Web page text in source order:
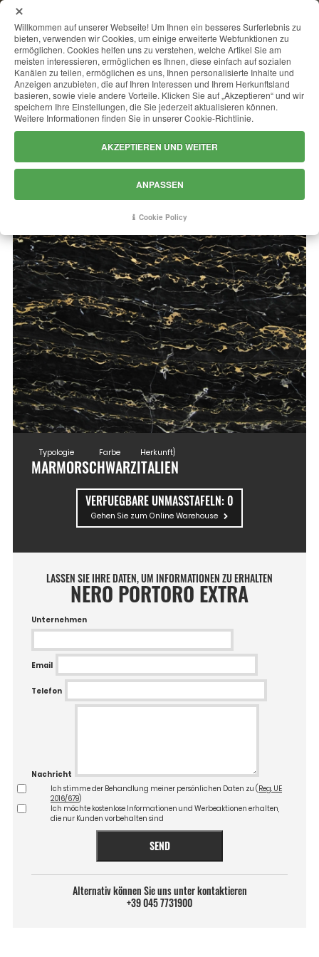
NERO PORTORO EXTRA
Typologie
MARMOR
Farbe
SCHWARZ
Herkunft}
ITALIEN
VERFUEGBARE UNMASSTAFELN:0
Gehen Sie zum Online Warehouse
LASSEN SIE IHRE DATEN, UM INFORMATIONEN ZU ERHALTEN
NERO PORTORO EXTRA
Unternehmen
Email
Telefon
Nachricht
Ich stimme der Behandlung meiner persönlichen Daten zu ( Reg. UE
2016/679)
Ich möchte kostenlose Informationen und Werbeaktionen erhalten,
die nur Kunden vorbehalten sind
SEND
Alternativ können Sie uns unter kontaktieren
+39 045 7731900
Willkommen auf unserer Webseite! Um Ihnen ein besseres Surferlebnis zu
bieten, verwenden wir Cookies, um einige erweiterte Webfunktionen zu
ermöglichen. Cookies helfen uns zu verstehen, welche Artikel Sie am
meisten interessieren, ermöglichen es Ihnen, diese einfach auf sozialen
Kanälen zu teilen, ermöglichen es uns, Ihnen personalisierte Inhalte und
Anzeigen anzubieten, die auf Ihren Interessen und Ihrem Herkunftsland
basieren, sowie viele andere Vorteile. Klicken Sie auf „Akzeptieren“ und wir
speichern Ihre Einstellungen, die Sie jederzeit aktualisieren können.
Weitere Informationen finden Sie in unserer Cookie-Richtlinie.
AKZEPTIEREN UND WEITER
ANPASSEN
Cookie Policy